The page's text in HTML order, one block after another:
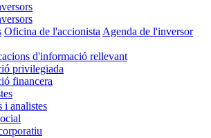
Oficina de l'accionista Agenda de l'inversor
d'informació rellevant
privilegiada
financera
i analistes